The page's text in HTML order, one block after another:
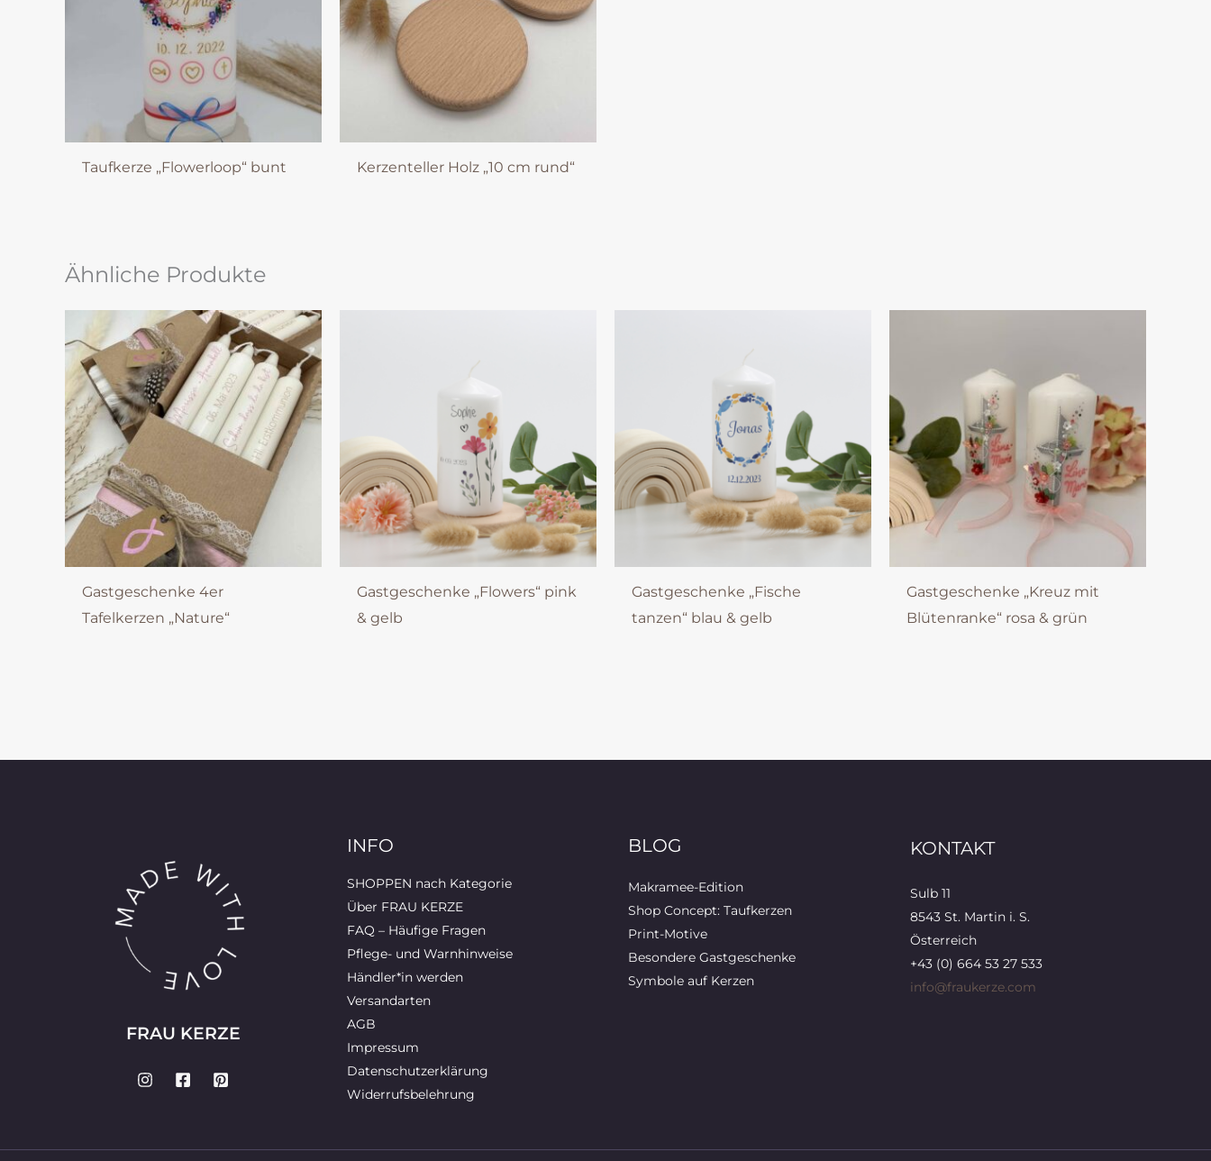
Taufkerze „Flowerloop“ bunt Kerzenteller Holz „10 cm rund“
Ähnliche Produkte
Gastgeschenke 4er
Tafelkerzen „Nature“
Gastgeschenke „Flowers“ pink
& gelb
Gastgeschenke „Fische
tanzen“ blau & gelb
Gastgeschenke „Kreuz mit
Blütenranke“ rosa & grün
FRAU KERZE
INFO
SHOPPEN nach Kategorie
Über FRAU KERZE
FAQ – Häufige Fragen
Pflege- und Warnhinweise
Händler*in werden
Versandarten
AGB
Impressum
Datenschutzerklärung
Widerrufsbelehrung
BLOG
Makramee-Edition
Shop Concept: Taufkerzen
Print-Motive
Besondere Gastgeschenke
Symbole auf Kerzen
KONTAKT
Sulb 11
8543 St. Martin i. S.
Österreich
+43 (0) 664 53 27 533
info@fraukerze.com